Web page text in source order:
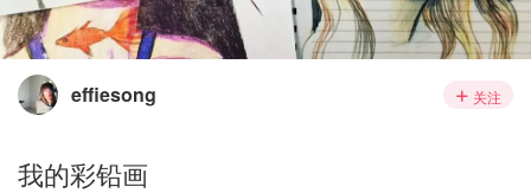
effiesong 关注
我的彩铅画